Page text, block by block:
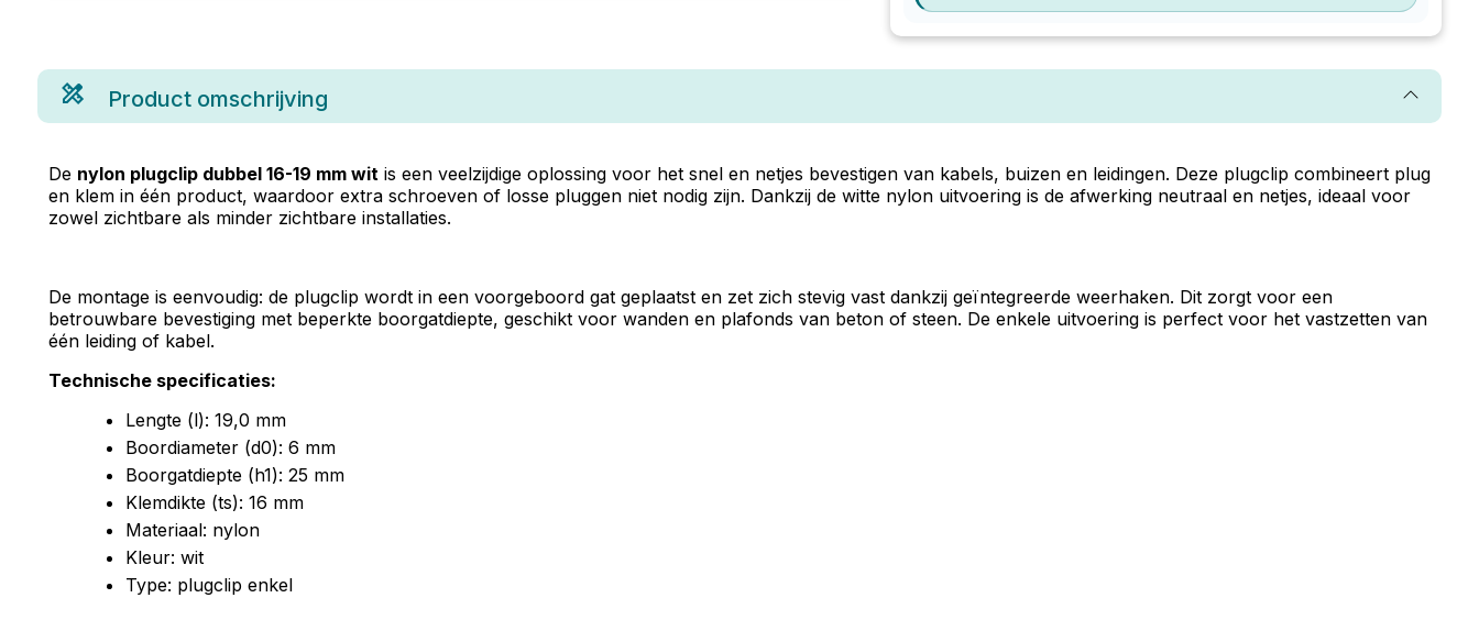
Product omschrijving
De nylon plugclip dubbel 16-19 mm witis een veelzijdige oplossing voor het snel en netjes bevestigen van kabels, buizen en leidingen. Deze plugclip combineert plug
en klem in één product, waardoor extra schroeven of losse pluggen niet nodig zijn. Dankzij de witte nylon uitvoering is de afwerking neutraal en netjes, ideaal voor
zowel zichtbare als minder zichtbare installaties.
De montage is eenvoudig: de plugclip wordt in een voorgeboord gat geplaatst en zet zich stevig vast dankzij geïntegreerde weerhaken. Dit zorgt voor een
betrouwbare bevestiging met beperkte boorgatdiepte, geschikt voor wanden en plafonds van beton of steen. De enkele uitvoering is perfect voor het vastzetten van
één leiding of kabel.
Technische specificaties:
Lengte (l): 19,0 mm
Boordiameter (d0): 6 mm
Boorgatdiepte (h1): 25 mm
Klemdikte (ts): 16 mm
Materiaal: nylon
Kleur: wit
Type: plugclip enkel